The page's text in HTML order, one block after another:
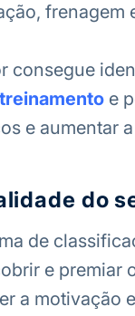
consegue
e
e aumentar
do
de
e premiar
a motivação